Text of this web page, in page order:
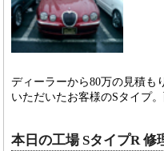
ディーラーから80万の見積も
いただいたお客様のSタイプ
本日の工場 SタイプR 修